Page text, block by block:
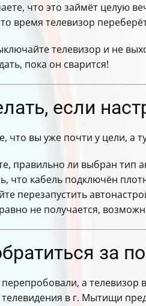
что это займёт целую
время телевизор
телевизор и не
пока он сварится!
если
что вы уже почти у цели, а
правильно ли выбран тип
что кабель подключён
перезапустить
не получается,
за
перепробовали, а
в г. Мытищи